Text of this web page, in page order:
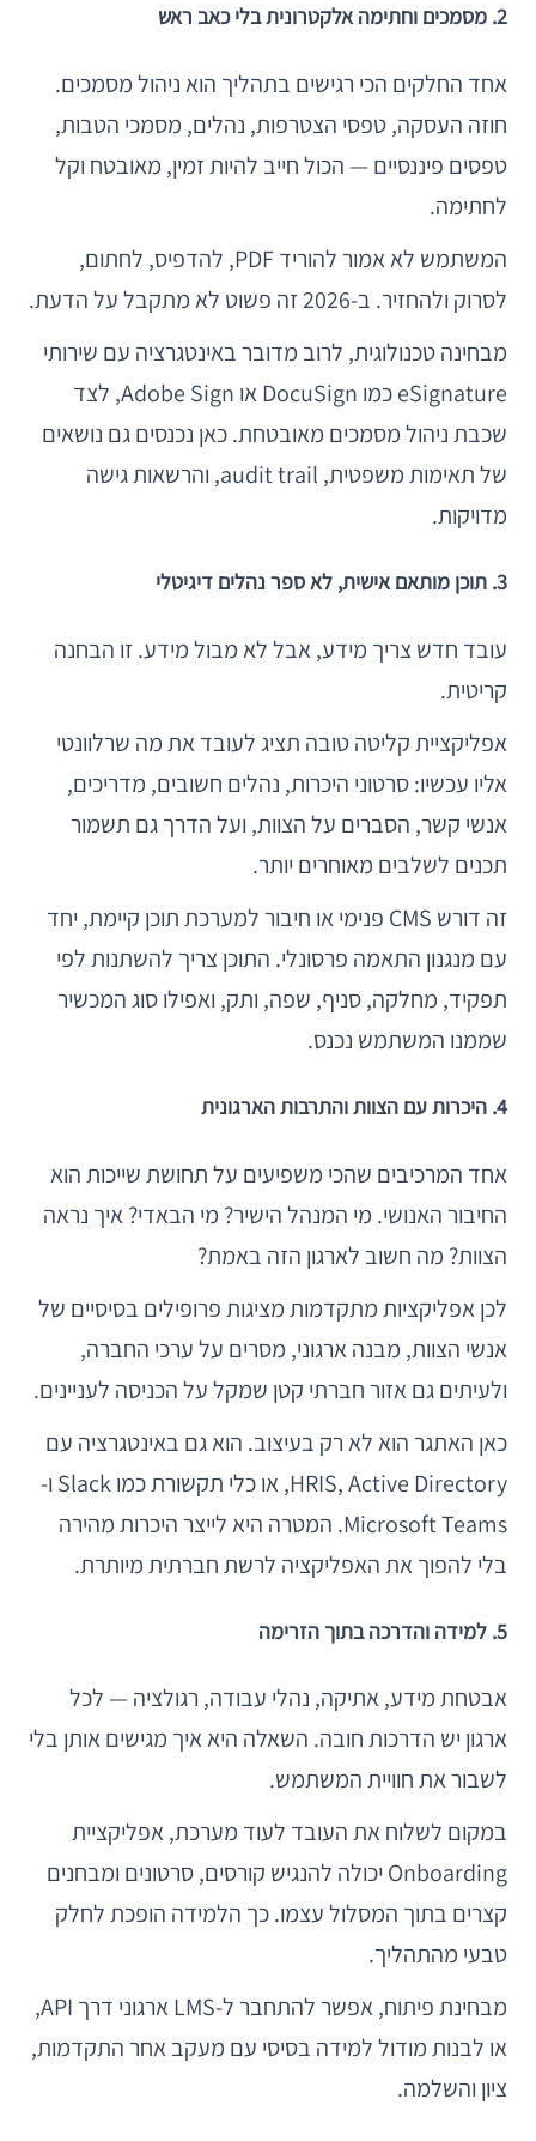
2. מסמכים וחתימה אלקטרונית בלי כאב ראש
אחד החלקים הכי רגישים בתהליך הוא ניהול מסמכים.
חוזה העסקה, טפסי הצטרפות, נהלים, מסמכי הטבות,
טפסים פיננסיים — הכול חייב להיות זמין, מאובטח וקל
לחתימה.
המשתמש לא אמור להוריד PDF, להדפיס, לחתום,
לסרוק ולהחזיר. ב-2026 זה פשוט לא מתקבל על הדעת.
מבחינה טכנולוגית, לרוב מדובר באינטגרציה עם שירותי
eSignature כמו DocuSign או Adobe Sign, לצד
שכבת ניהול מסמכים מאובטחת. כאן נכנסים גם נושאים
של תאימות משפטית, audit trail, והרשאות גישה
מדויקות.
3. תוכן מותאם אישית, לא ספר נהלים דיגיטלי
עובד חדש צריך מידע, אבל לא מבול מידע. זו הבחנה
קריטית.
אפליקציית קליטה טובה תציג לעובד את מה שרלוונטי
אליו עכשיו: סרטוני היכרות, נהלים חשובים, מדריכים,
אנשי קשר, הסברים על הצוות, ועל הדרך גם תשמור
תכנים לשלבים מאוחרים יותר.
זה דורש CMS פנימי או חיבור למערכת תוכן קיימת, יחד
עם מנגנון התאמה פרסונלי. התוכן צריך להשתנות לפי
תפקיד, מחלקה, סניף, שפה, ותק, ואפילו סוג המכשיר
שממנו המשתמש נכנס.
4. היכרות עם הצוות והתרבות הארגונית
אחד המרכיבים שהכי משפיעים על תחושת שייכות הוא
החיבור האנושי. מי המנהל הישיר? מי הבאדי? איך נראה
הצוות? מה חשוב לארגון הזה באמת?
לכן אפליקציות מתקדמות מציגות פרופילים בסיסיים של
אנשי הצוות, מבנה ארגוני, מסרים על ערכי החברה,
ולעיתים גם אזור חברתי קטן שמקל על הכניסה לעניינים.
כאן האתגר הוא לא רק בעיצוב. הוא גם באינטגרציה עם
HRIS, Active Directory, או כלי תקשורת כמו Slack ו-
Microsoft Teams. המטרה היא לייצר היכרות מהירה
בלי להפוך את האפליקציה לרשת חברתית מיותרת.
5. למידה והדרכה בתוך הזרימה
אבטחת מידע, אתיקה, נהלי עבודה, רגולציה — לכל
ארגון יש הדרכות חובה. השאלה היא איך מגישים אותן בלי
לשבור את חוויית המשתמש.
במקום לשלוח את העובד לעוד מערכת, אפליקציית
Onboarding יכולה להנגיש קורסים, סרטונים ומבחנים
קצרים בתוך המסלול עצמו. כך הלמידה הופכת לחלק
טבעי מהתהליך.
מבחינת פיתוח, אפשר להתחבר ל-LMS ארגוני דרך API,
או לבנות מודול למידה בסיסי עם מעקב אחר התקדמות,
ציון והשלמה.